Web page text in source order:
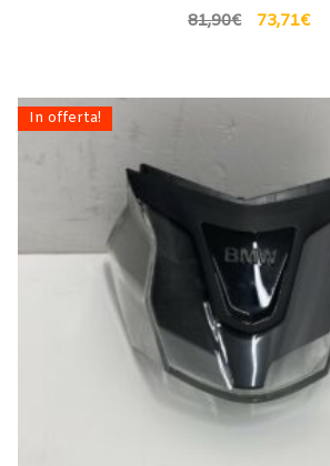
81,90€ 73,71€
In offerta!